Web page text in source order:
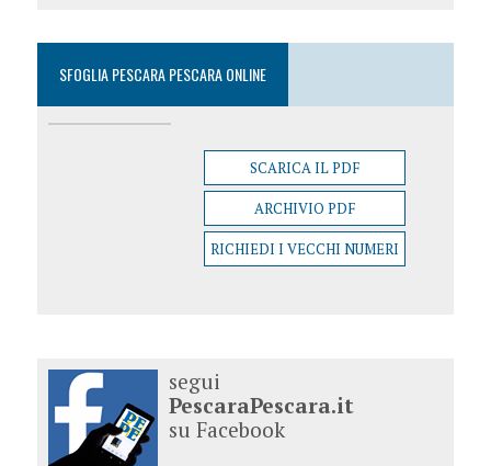
SFOGLIA PESCARA PESCARA ONLINE
SCARICA IL PDF
ARCHIVIO PDF
RICHIEDI I VECCHI NUMERI
segui
PescaraPescara.it
su Facebook